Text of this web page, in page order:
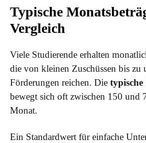
Typische
Vergleich
Viele Studierende erhalten
die von kleinen Zuschüssen bis zu
Förderungen reichen. Die typische
bewegt sich oft zwischen 150 und
Monat.
Ein Standardwert für einfache